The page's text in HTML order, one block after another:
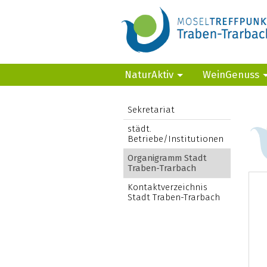
NaturAktiv WeinGenuss
Sekretariat
städt.
Betriebe/Institutionen
Organigramm Stadt
Traben-Trarbach
Kontaktverzeichnis
Stadt Traben-Trarbach